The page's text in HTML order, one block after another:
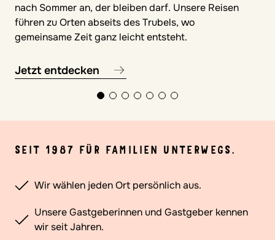
nach Sommer an, der bleiben darf. Unsere Reisen
führen zu Orten abseits des Trubels, wo
gemeinsame Zeit ganz leicht entsteht.
Jetzt entdecken
SEIT 1987 FÜR FAMILIEN UNTERWEGS.
Wir wählen jeden Ort persönlich aus.
Unsere Gastgeberinnen und Gastgeber kennen
wir seit Jahren.